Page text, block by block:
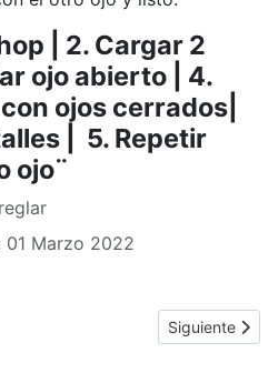
| 2. Cargar 2
ojo abierto | 4.
ojos cerrados|
| 5. Repetir
ojo¨
Marzo 2022
olivas? Artículo
Siguiente